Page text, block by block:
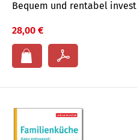
Bequem und rentabel
28,00 €